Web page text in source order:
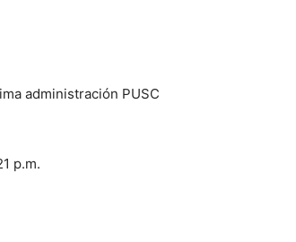
administración PUSC
p.m.